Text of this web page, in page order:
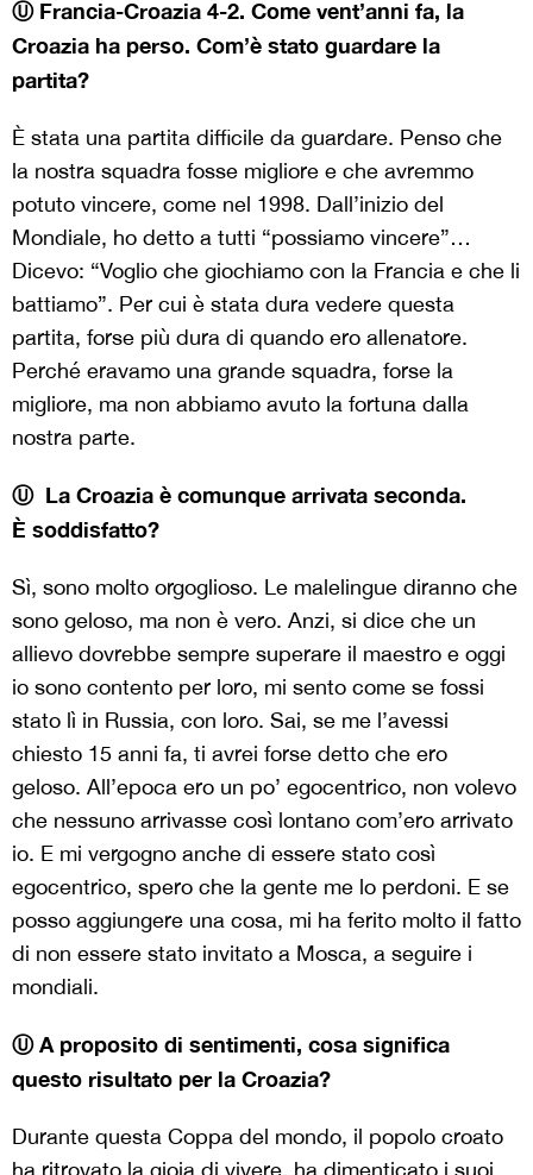
Ⓤ Francia-Croazia 4-2. Come vent’anni fa, la
Croazia ha perso. Com’è stato guardare la
partita?
È stata una partita difficile da guardare. Penso che
la nostra squadra fosse migliore e che avremmo
potuto vincere, come nel 1998. Dall’inizio del
Mondiale, ho detto a tutti “possiamo vincere”…
Dicevo: “Voglio che giochiamo con la Francia e che li
battiamo”. Per cui è stata dura vedere questa
partita, forse più dura di quando ero allenatore.
Perché eravamo una grande squadra, forse la
migliore, ma non abbiamo avuto la fortuna dalla
nostra parte.
Ⓤ La Croazia è comunque arrivata seconda.
È soddisfatto?
Sì, sono molto orgoglioso. Le malelingue diranno che
sono geloso, ma non è vero. Anzi, si dice che un
allievo dovrebbe sempre superare il maestro e oggi
io sono contento per loro, mi sento come se fossi
stato lì in Russia, con loro. Sai, se me l’avessi
chiesto 15 anni fa, ti avrei forse detto che ero
geloso. All’epoca ero un po’ egocentrico, non volevo
che nessuno arrivasse così lontano com’ero arrivato
io. E mi vergogno anche di essere stato così
egocentrico, spero che la gente me lo perdoni. E se
posso aggiungere una cosa, mi ha ferito molto il fatto
di non essere stato invitato a Mosca, a seguire i
mondiali.
ⓊA proposito di sentimenti, cosa significa
questo risultato per la Croazia?
Durante questa Coppa del mondo, il popolo croato
ha ritrovato la gioia di vivere, ha dimenticato i suoi